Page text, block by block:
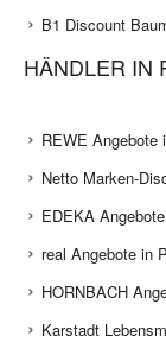
B1 Discount
HÄNDLER IN
REWE Angebote
Netto Marken-
EDEKA
real Angebote in
HORNBACH
Karstadt